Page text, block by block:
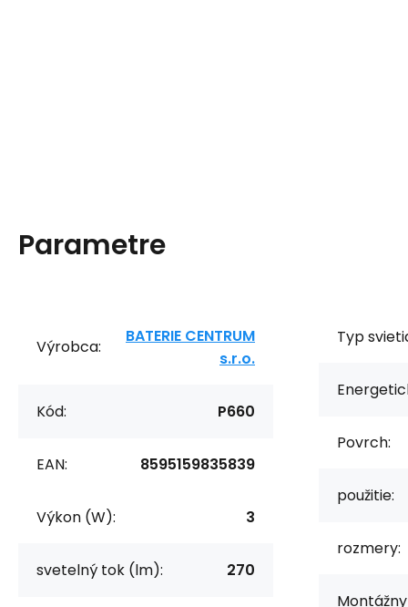
Parametre
Výrobca:
BATERIE CENTRUM
s.r.o.
Kód: P660
EAN: 8595159835839
Výkon (W): 3
svetelný tok (lm): 270
Typ
Povrch:
použitie:
rozmery: